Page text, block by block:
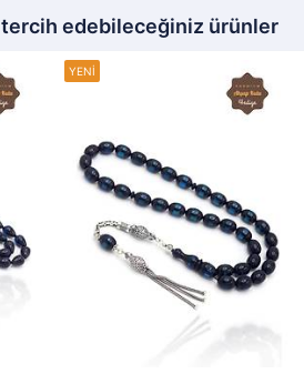
edebileceğiniz ürünler